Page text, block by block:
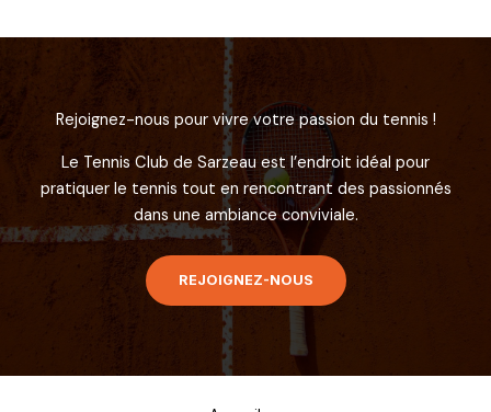
Rejoignez-nous pour vivre votre passion du tennis !
Le Tennis Club de Sarzeau est l’endroit idéal pour
pratiquer le tennis tout en rencontrant des passionnés
dans une ambiance conviviale.
REJOIGNEZ-NOUS